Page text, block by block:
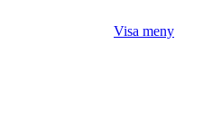
Visa meny